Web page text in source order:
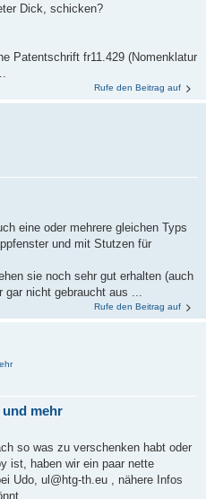
Dick, schicken?
Patentschrift fr11.429 (Nomenklatur
Rufe den Beitrag auf
eine oder mehrere gleichen Typs
und mit Stutzen für
sie noch sehr gut erhalten (auch
gar nicht gebraucht aus ...
Rufe den Beitrag auf
mehr
so was zu verschenken habt oder
ist, haben wir ein paar nette
Udo, ul@htg-th.eu , nähere Infos